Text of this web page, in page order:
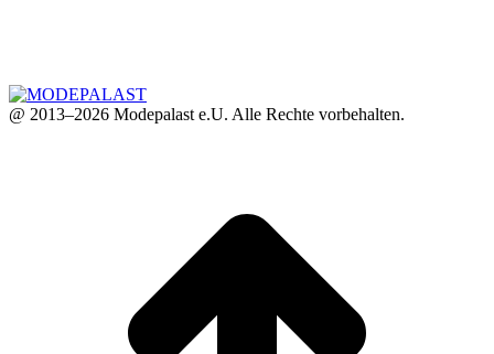
@ 2013–2026 Modepalast e.U. Alle Rechte vorbehalten.